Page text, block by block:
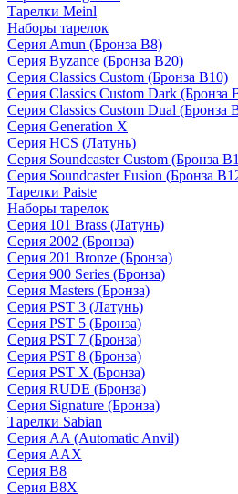
Тарелки Meinl
Наборы тарелок
Серия Amun (Бронза B8)
Серия Byzance (Бронза B20)
Серия Classics Custom (Бронза B10)
Серия Classics Custom Dark (Бронза
Серия Classics Custom Dual (Бронза
Серия Generation X
Серия HCS (Латунь)
Серия Soundcaster Custom (Бронза
Серия Soundcaster Fusion (Бронза
Тарелки Paiste
Наборы тарелок
Серия 101 Brass (Латунь)
Серия 2002 (Бронза)
Серия 201 Bronze (Бронза)
Серия 900 Series (Бронза)
Серия Masters (Бронза)
Серия PST 3 (Латунь)
Серия PST 5 (Бронза)
Серия PST 7 (Бронза)
Серия PST 8 (Бронза)
Серия PST X (Бронза)
Серия RUDE (Бронза)
Серия Signature (Бронза)
Тарелки Sabian
Серия AA (Automatic Anvil)
Серия AAX
Серия B8
Серия B8X